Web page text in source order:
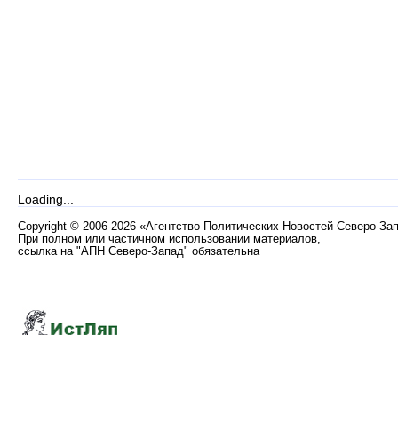
Loading...
Copyright © 2006-2026 «Агентство Политических Новостей Северо-
При полном или частичном использовании материалов,
ссылка на "АПН Северо-Запад" обязательна